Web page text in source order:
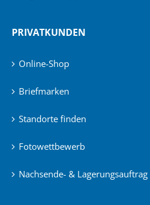
PRIVATKUNDEN
Online-Shop
Briefmarken
Standorte finden
Fotowettbewerb
Nachsende- & Lagerungsauftrag